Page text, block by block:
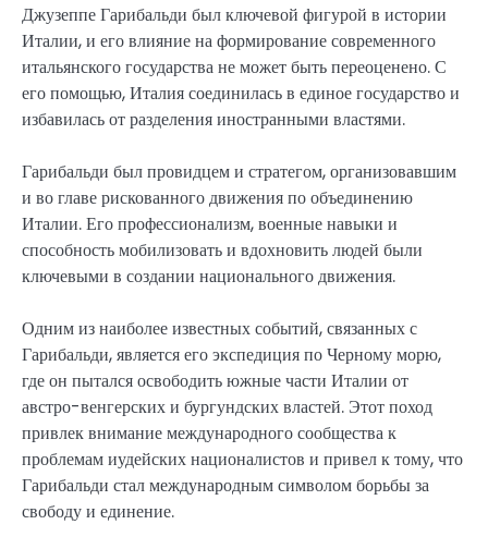
Джузеппе Гарибальди был ключевой фигурой в истории
Италии, и его влияние на формирование современного
итальянского государства не может быть переоценено. С
его помощью, Италия соединилась в единое государство и
избавилась от разделения иностранными властями.
Гарибальди был провидцем и стратегом, организовавшим
и во главе рискованного движения по объединению
Италии. Его профессионализм, военные навыки и
способность мобилизовать и вдохновить людей были
ключевыми в создании национального движения.
Одним из наиболее известных событий, связанных с
Гарибальди, является его экспедиция по Черному морю,
где он пытался освободить южные части Италии от
австро-венгерских и бургундских властей. Этот поход
привлек внимание международного сообщества к
проблемам иудейских националистов и привел к тому, что
Гарибальди стал международным символом борьбы за
свободу и единение.